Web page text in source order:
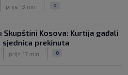
prije 13 min 0
Skupštini Kosova: Kurtija gađali
sjednica prekinuta
prije 17 min 0